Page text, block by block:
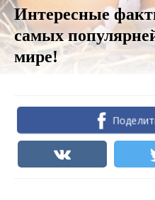
Интересные
самых
мире!